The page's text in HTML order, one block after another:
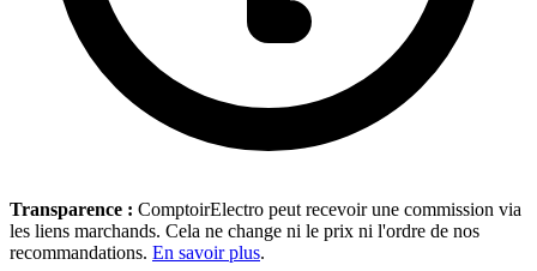
Transparence : ComptoirElectro peut recevoir une commission via
les liens marchands. Cela ne change ni le prix ni l'ordre de nos
recommandations. En savoir plus.